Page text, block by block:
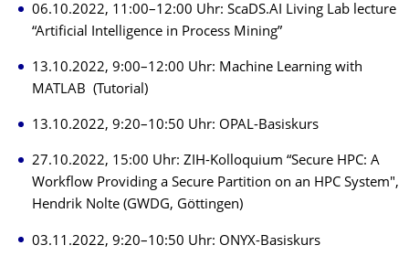
06.10.2022, 11:00–12:00 Uhr: ScaDS.AI Living Lab lecture
“Artificial Intelligence in Process Mining”
13.10.2022, 9:00–12:00 Uhr: Machine Learning with
MATLAB (Tutorial)
13.10.2022, 9:20–10:50 Uhr: OPAL-Basiskurs
27.10.2022, 15:00 Uhr: ZIH-Kolloquium “Secure HPC: A
Workflow Providing a Secure Partition on an HPC System",
Hendrik Nolte (GWDG, Göttingen)
03.11.2022, 9:20–10:50 Uhr: ONYX-Basiskurs